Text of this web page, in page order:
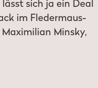
sich ja ein Deal
im Fledermaus-
Minsky,